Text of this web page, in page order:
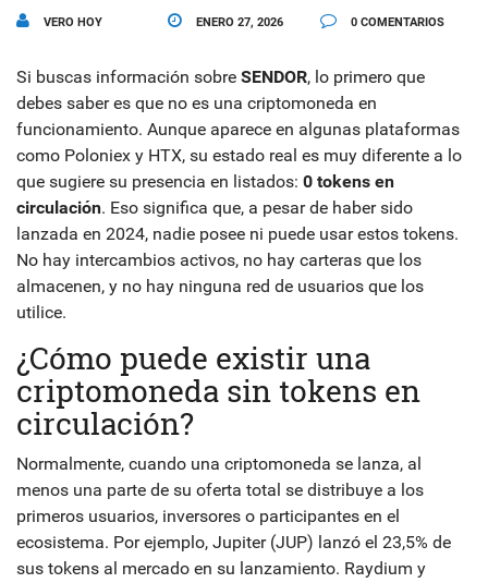
VERO HOY ENERO 27, 2026 0 COMENTARIOS
Si buscas información sobre SENDOR, lo primero que
debes saber es que no es una criptomoneda en
funcionamiento. Aunque aparece en algunas plataformas
como Poloniex y HTX, su estado real es muy diferente a lo
que sugiere su presencia en listados: 0 tokens en
circulación. Eso significa que, a pesar de haber sido
lanzada en 2024, nadie posee ni puede usar estos tokens.
No hay intercambios activos, no hay carteras que los
almacenen, y no hay ninguna red de usuarios que los
utilice.
¿Cómo puede existir una
criptomoneda sin tokens en
circulación?
Normalmente, cuando una criptomoneda se lanza, al
menos una parte de su oferta total se distribuye a los
primeros usuarios, inversores o participantes en el
ecosistema. Por ejemplo, Jupiter (JUP) lanzó el 23,5% de
sus tokens al mercado en su lanzamiento. Raydium y